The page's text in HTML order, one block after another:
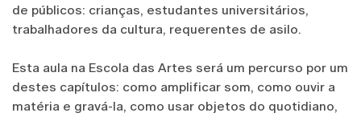
de públicos: crianças, estudantes universitários,
trabalhadores da cultura, requerentes de asilo.
Esta aula na Escola das Artes será um percurso por um
destes capítulos: como amplificar som, como ouvir a
matéria e gravá-la, como usar objetos do quotidiano,